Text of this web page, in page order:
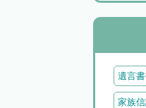
遺言
家族